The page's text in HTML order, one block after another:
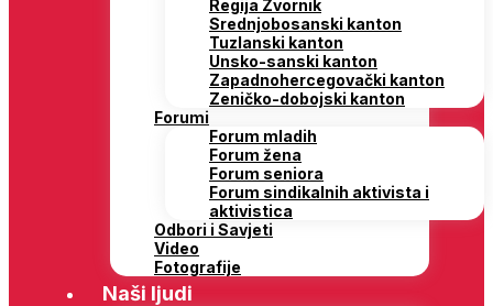
Regija Zvornik
Srednjobosanski kanton
Tuzlanski kanton
Unsko-sanski kanton
Zapadnohercegovački kanton
Zeničko-dobojski kanton
Forumi
Forum mladih
Forum žena
Forum seniora
Forum sindikalnih aktivista i
aktivistica
Odbori i Savjeti
Video
Fotografije
Naši ljudi